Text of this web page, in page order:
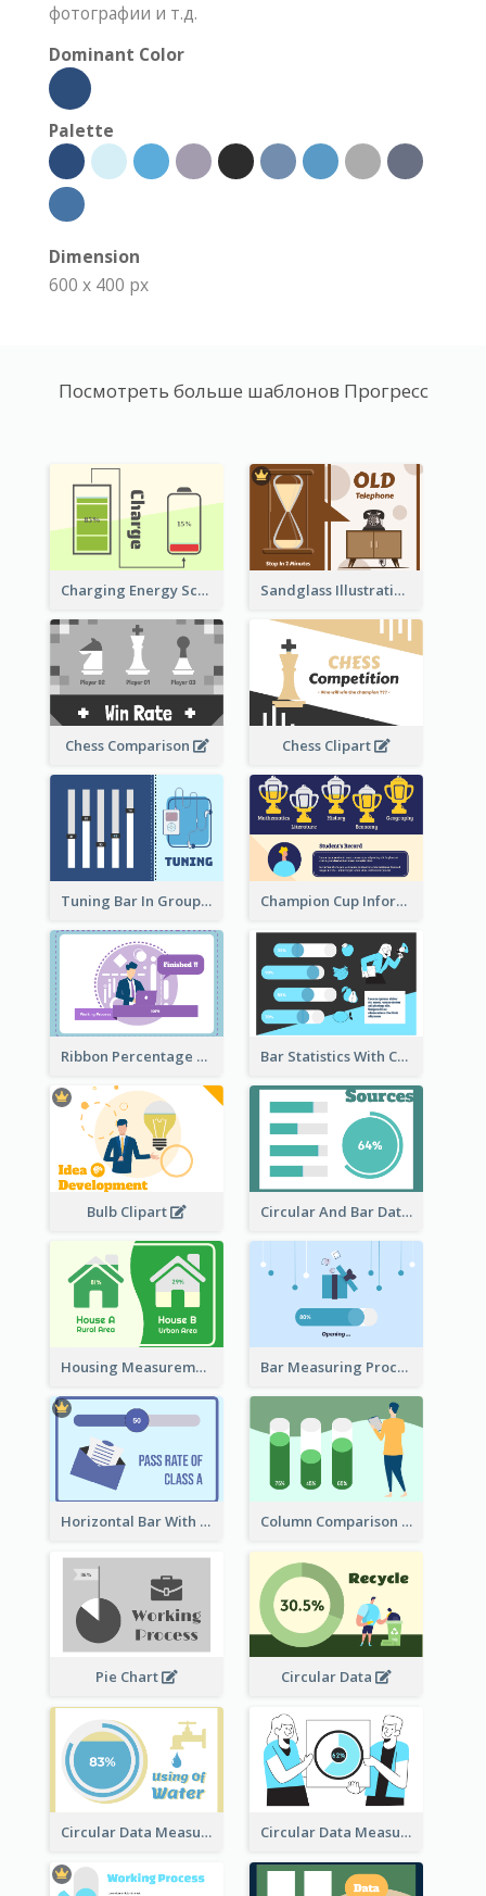
фотографии и т.д.
Dominant Color
Palette
Dimension
600 x 400 px
Посмотреть больше шаблонов Прогресс
Charging Energy Schematic Diagram Sandglass Illustration About Telephone
Chess Comparison Chess Clipart
Tuning Bar In Groups Champion Cup Informative Record
Ribbon Percentage Measurement Bar Statistics With Comparison
Bulb Clipart Circular And Bar Data
Housing Measurement Comparison Bar Measuring Process
Horizontal Bar With Button Column Comparison Record
Pie Chart Circular Data
Circular Data Measurement Circular Data Measurement